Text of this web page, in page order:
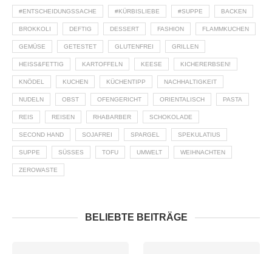
#ENTSCHEIDUNGSSACHE #KÜRBISLIEBE #SUPPE BACKEN
BROKKOLI DEFTIG DESSERT FASHION FLAMMKUCHEN
GEMÜSE GETESTET GLUTENFREI GRILLEN
HEISS&FETTIG KARTOFFELN KEESE KICHERERBSEN!
KNÖDEL KUCHEN KÜCHENTIPP NACHHALTIGKEIT
NUDELN OBST OFENGERICHT ORIENTALISCH PASTA
REIS REISEN RHABARBER SCHOKOLADE
SECOND HAND SOJAFREI SPARGEL SPEKULATIUS
SUPPE SÜSSES TOFU UMWELT WEIHNACHTEN
ZEROWASTE
BELIEBTE BEITRÄGE